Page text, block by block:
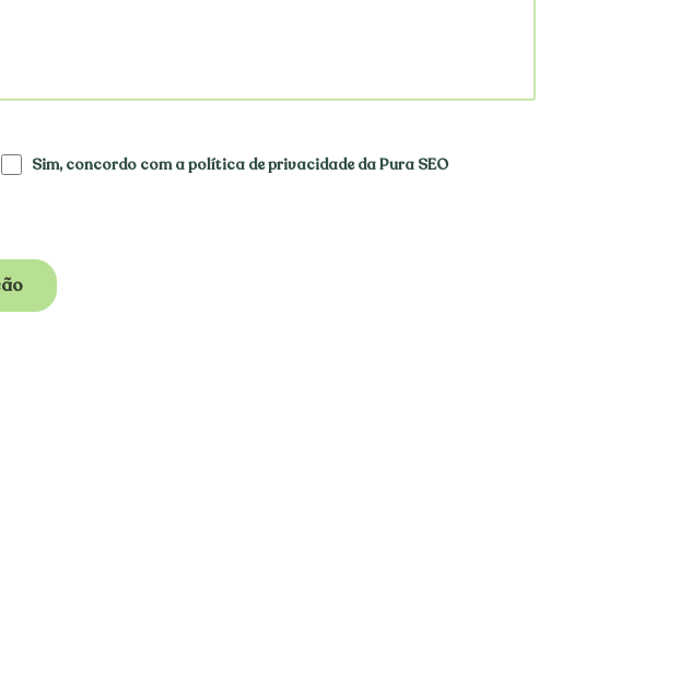
Sim, concordo com a política de privacidade da Pura SEO